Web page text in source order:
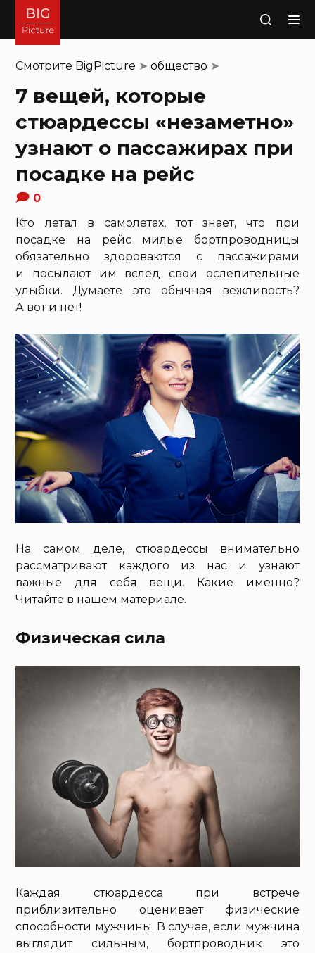
Поиск
Смотрите BigPicture ➤общество ➤
7 вещей, которые
стюардессы «незаметно»
узнают о пассажирах при
посадке на рейс
0
Кто летал в самолетах, тот знает, что при
посадке на рейс милые бортпроводницы
обязательно здороваются с пассажирами
и посылают им вслед свои ослепительные
улыбки. Думаете это обычная вежливость?
А вот и нет!
На самом деле, стюардессы внимательно
рассматривают каждого из нас и узнают
важные для себя вещи. Какие именно?
Читайте в нашем материале.
Физическая сила
Каждая стюардесса при встрече
приблизительно оценивает физические
способности мужчины. В случае, если мужчина
выглядит сильным, бортпроводник это